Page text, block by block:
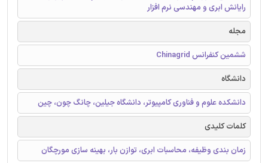
رایانش ابری و مهندسی نرم افزار
مجله
ششمین کنفرانس Chinagrid
دانشگاه
دانشکده علوم و فناوری کامپیوتر، دانشگاه جیلین، چانگ چون، چین
کلمات کلیدی
زمان بندی وظیفه، محاسبات ابری، توازن بار، بهینه سازی مورچگان